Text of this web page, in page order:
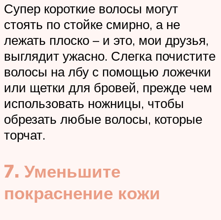
Супер короткие волосы могут
стоять по стойке смирно, а не
лежать плоско – и это, мои друзья,
выглядит ужасно. Слегка почистите
волосы на лбу с помощью ложечки
или щетки для бровей, прежде чем
использовать ножницы, чтобы
обрезать любые волосы, которые
торчат.
7. Уменьшите
покраснение кожи